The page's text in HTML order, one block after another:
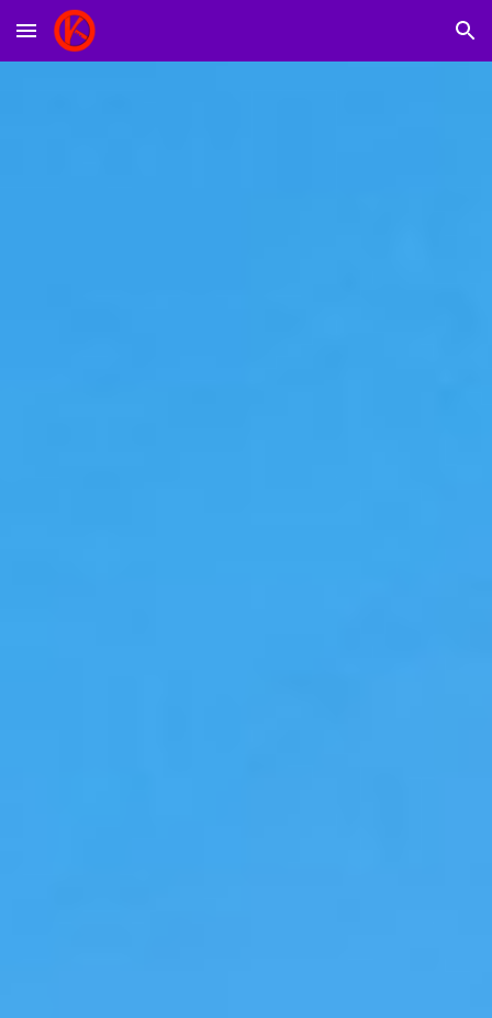
Skip to main content Skip to navigation